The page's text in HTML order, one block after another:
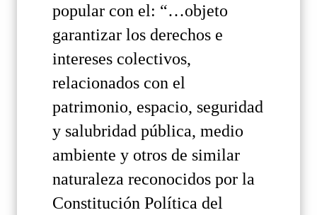
popular con el: “…objeto
garantizar los derechos e
intereses colectivos,
relacionados con el
patrimonio, espacio, seguridad
y salubridad pública, medio
ambiente y otros de similar
naturaleza reconocidos por la
Constitución Política del